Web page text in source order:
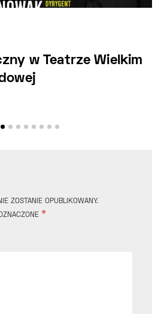
w Teatrze Wielkim
ZOSTANIE OPUBLIKOWANY.
*